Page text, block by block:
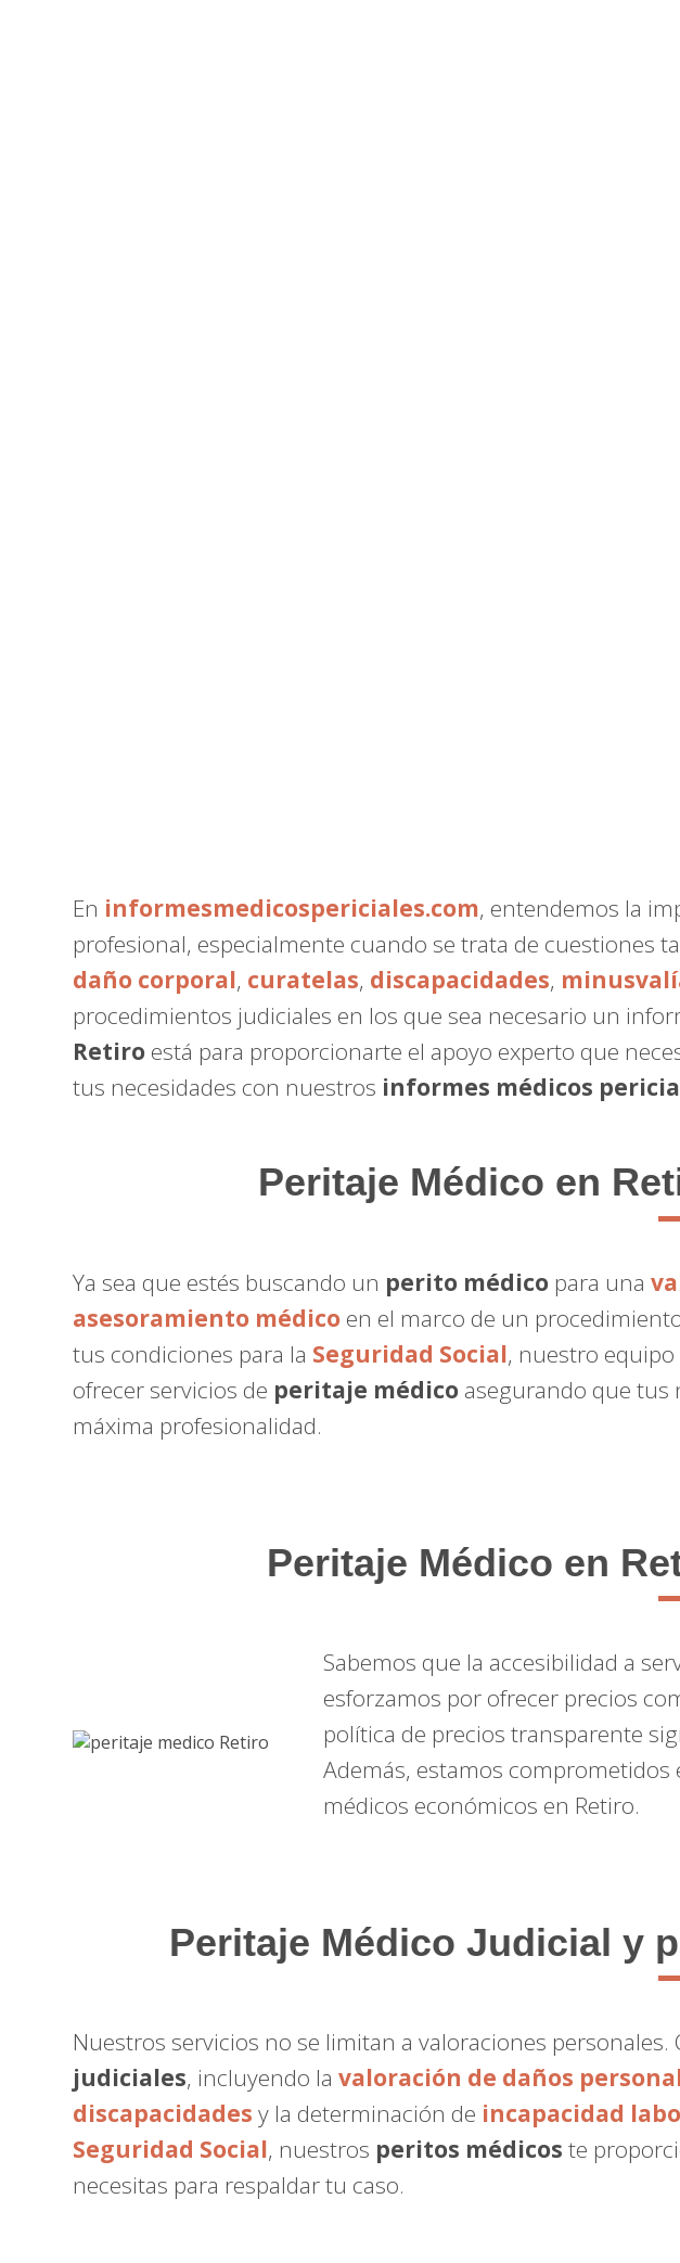
En informesmedicospericiales.com, entendemos la
profesional, especialmente cuando se trata de cuestiones
daño corporal, curatelas, discapacidades,
procedimientos judiciales en los que sea necesario un
Retiro está para proporcionarte el apoyo experto que
tus necesidades con nuestros informes médicos
Peritaje Médico en
Ya sea que estés buscando un perito médico para una
asesoramiento médico en el marco de un
tus condiciones para la Seguridad Social, nuestro equipo
ofrecer servicios de peritaje médico asegurando que tus
máxima profesionalidad.
Peritaje Médico en
Sabemos que la accesibilidad a
esforzamos por ofrecer precios
política de precios transparente
Además, estamos
médicos económicos en Retiro.
Peritaje Médico Judicial y
Nuestros servicios no se limitan a valoraciones personales.
judiciales, incluyendo lavaloración de daños
discapacidades y la determinación de incapacidad
Seguridad Social, nuestros peritos médicos te
necesitas para respaldar tu caso.